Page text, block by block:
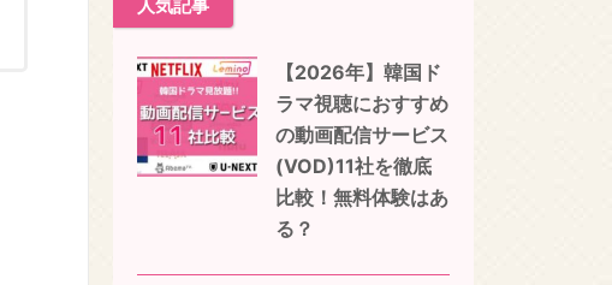
人気記事
【2026年】韓国ド
ラマ視聴におすすめ
の動画配信サービス
(VOD)11社を徹底
比較！無料体験はあ
る？